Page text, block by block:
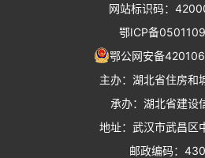
湖北省城乡建设发展中心
湖北城市建设职业技术学院
网站标识码：
鄂ICP备
鄂公网安备
主办：湖北省住房和
承办：湖北省建设
地址：武汉市武昌区
邮政编码：